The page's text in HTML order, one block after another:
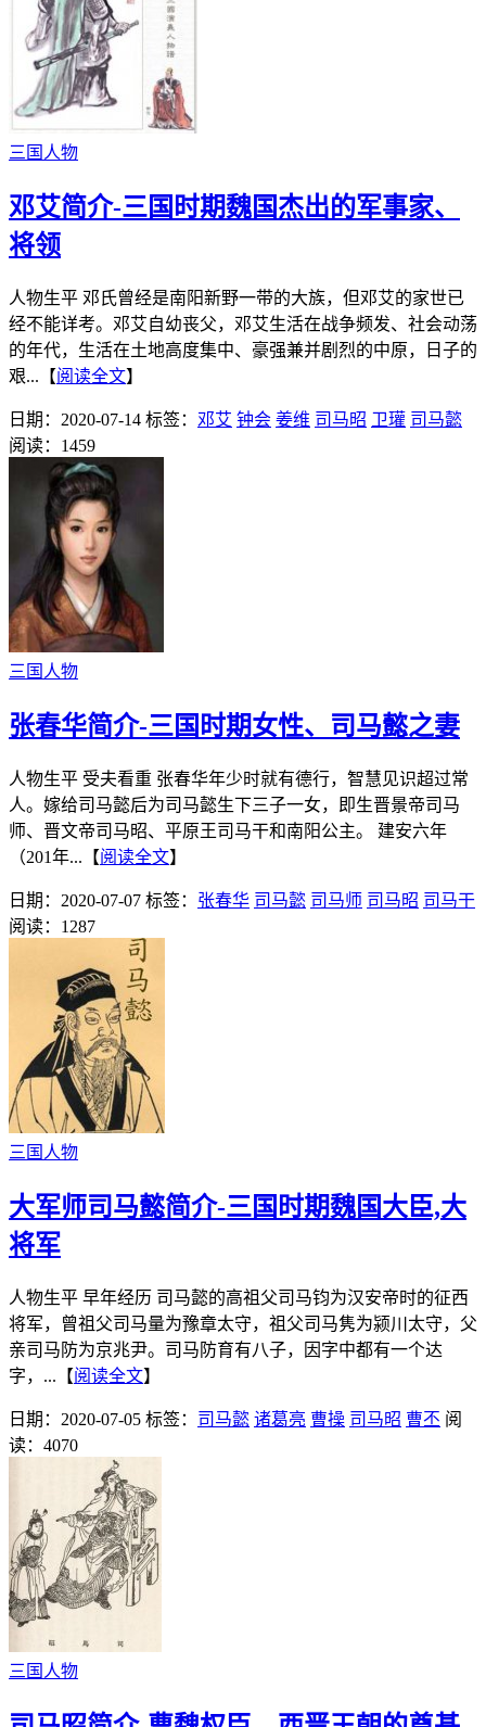
三国人物
邓艾简介-三国时期魏国杰出的军事家、
将领
人物生平 邓氏曾经是南阳新野一带的大族，但邓艾的家世已
经不能详考。邓艾自幼丧父，邓艾生活在战争频发、社会动荡
的年代，生活在土地高度集中、豪强兼并剧烈的中原，日子的
艰...【阅读全文】
日期：2020-07-14 标签： 邓艾 钟会 姜维 司马昭 卫瓘 司马懿
阅读：1459
三国人物
张春华简介-三国时期女性、司马懿之妻
人物生平 受夫看重 张春华年少时就有德行，智慧见识超过常
人。嫁给司马懿后为司马懿生下三子一女，即生晋景帝司马
师、晋文帝司马昭、平原王司马干和南阳公主。 建安六年
（201年...【阅读全文】
日期：2020-07-07 标签： 张春华 司马懿 司马师 司马昭 司马干
阅读：1287
三国人物
大军师司马懿简介-三国时期魏国大臣,大
将军
人物生平 早年经历 司马懿的高祖父司马钧为汉安帝时的征西
将军，曾祖父司马量为豫章太守，祖父司马隽为颍川太守，父
亲司马防为京兆尹。司马防育有八子，因字中都有一个达
字，...【阅读全文】
日期：2020-07-05 标签： 司马懿 诸葛亮 曹操 司马昭 曹丕 阅
读：4070
三国人物